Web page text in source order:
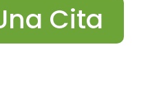
Cita